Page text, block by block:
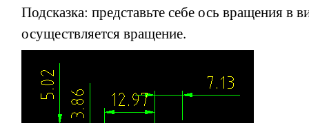
Подсказка: представьте себе ось вращения в
осуществляется вращение.